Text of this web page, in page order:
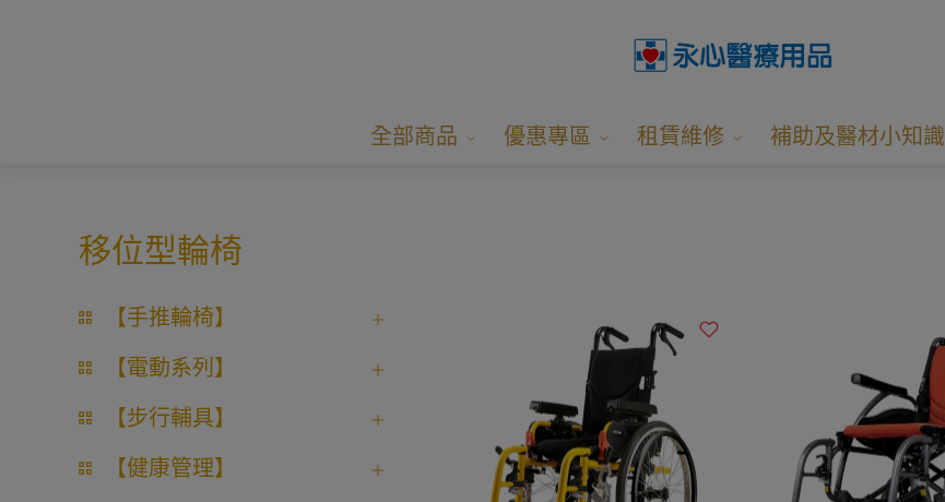
全部商品 優惠專區 租賃維修 補助及醫材小知識
移位型輪椅
【手推輪椅】
【電動系列】
【步行輔具】
【健康管理】